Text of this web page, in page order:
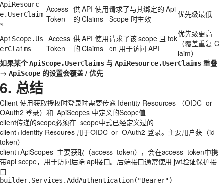
ApiResourc
e.UserClaim
s
Access
Token
供 API 使用
的 Claims
请求了与其绑定的 Api
Scope 时生效
优先级最低
ApiScope.Us
erClaims
Access
Token
供 API 使用
的 Claims
请求了该 scope 且 tok
en 用于访问 API
优先级更高
（覆盖重复 C
laim）
如果某个 ApiScope.UserClaims 与 ApiResource.UserClaims 重叠
→ ApiScope 的设置会覆盖 / 优先
6. 总结
Client 使用获取授权时登录时需要传递 Identity Resources （OIDC or
OAuth2 登录）和 ApiScopes 中定义的Scope值
client传递的scope必须在 scope中式已经定义过的
client+Identity Resoures 用于OIDC or OAuth2 登录。主要用户获（id_
token）
client+ApiScopes 主要获取（access_token），会在access_token中携
带api scope，用于访问后端 api接口。后端接口通常使用 jwt验证保护接
口
builder.Services.AddAuthentication("Bearer")